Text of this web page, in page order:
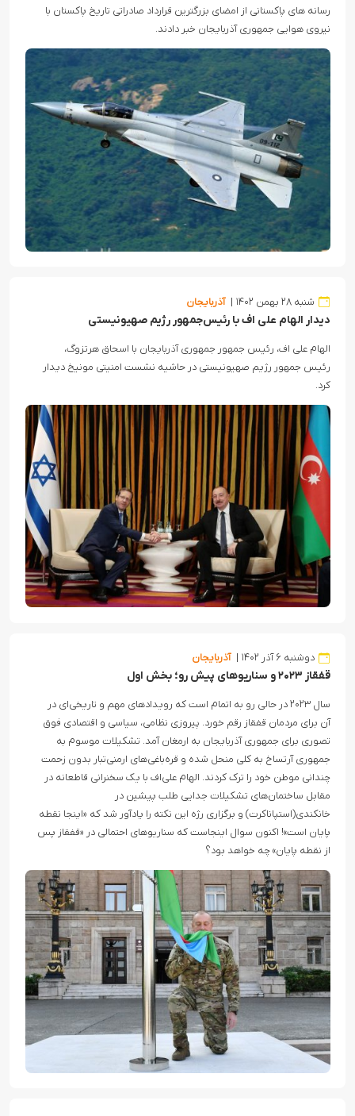
رسانه های پاکستانی از امضای بزرگترین قرارداد صادراتی تاریخ پاکستان با
نیروی هوایی جمهوری آذربایجان خبر دادند.
شنبه ۲۸ بهمن ۱۴۰۲ آذربایجان
دیدار الهام علی اف با رئیس‌جمهور رژیم صهیونیستی
الهام علی اف، رئیس جمهور جمهوری آذربایجان با اسحاق هرتزوگ،
رئیس جمهور رژیم صهیونیستی در حاشیه نشست امنیتی مونیخ دیدار
کرد.
دوشنبه ۶ آذر ۱۴۰۲ آذربایجان
قفقاز ۲۰۲۳ و سناریوهای پیش رو؛ بخش اول
سال ۲۰۲۳ در حالی رو به اتمام است که رویدادهای مهم و تاریخی‌ای در
آن برای مردمان قفقاز رقم خورد. پیروزی نظامی، سیاسی و اقتصادی فوق
تصوری برای جمهوری آذربایجان به ارمغان آمد. تشکیلات موسوم به
جمهوری آرتساخ به کلی منحل شده و قره‌باغی‌های ارمنی‌تبار بدون زحمت
چندانی موطن خود را ترک کردند. الهام علی‌اف با یک سخنرانی قاطعانه در
مقابل ساختمان‌های تشکیلات جدایی طلب پیشین در
خانکندی(استپاناکرت) و برگزاری رژه این نکته را یادآور شد که «اینجا نقطه
پایان است»! اکنون سوال اینجاست که سناریوهای احتمالی در «قفقاز پس
از نقطه پایان» چه خواهد بود؟